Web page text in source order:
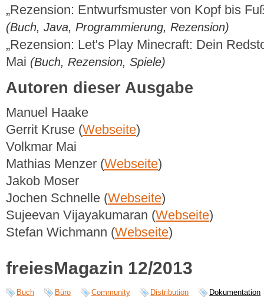
„Rezension: Entwurfsmuster von Kopf bis
(Buch, Java, Programmierung, Rezension)
„Rezension: Let's Play Minecraft: Dein
Mai (Buch, Rezension, Spiele)
Autoren dieser Ausgabe
Manuel Haake
Gerrit Kruse (Webseite)
Volkmar Mai
Mathias Menzer (Webseite)
Jakob Moser
Jochen Schnelle (Webseite)
Sujeevan Vijayakumaran (Webseite)
Stefan Wichmann (Webseite)
freiesMagazin 12/2013
Buch Büro Community Distribution
Dokumentation